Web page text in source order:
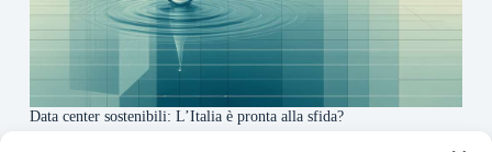
Data center sostenibili: L’Italia è pronta alla sfida?